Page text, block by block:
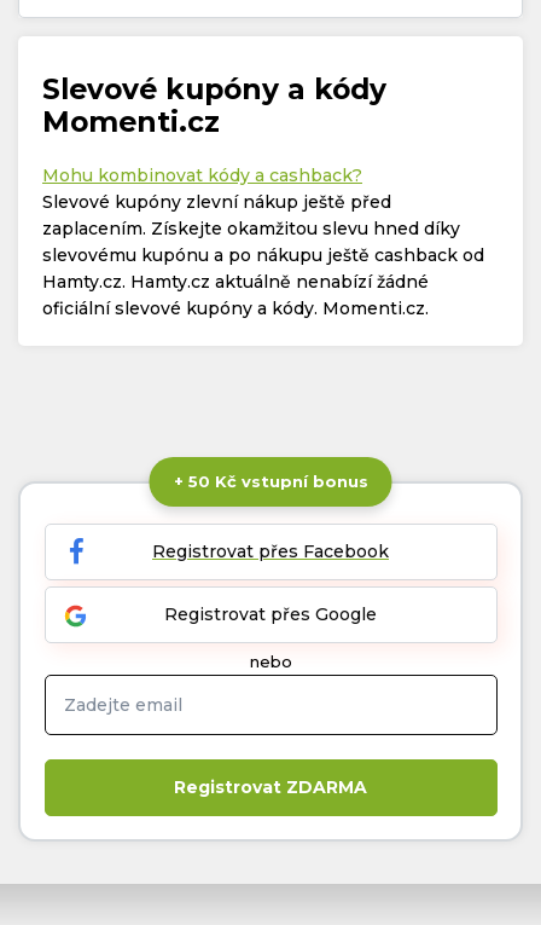
Slevové kupóny a kódy
Momenti.cz
Mohu kombinovat kódy a cashback?
Slevové kupóny zlevní nákup ještě před
zaplacením. Získejte okamžitou slevu hned díky
slevovému kupónu a po nákupu ještě cashback od
Hamty.cz. Hamty.cz aktuálně nenabízí žádné
oficiální slevové kupóny a kódy. Momenti.cz.
+ 50 Kč vstupní bonus
Registrovat přes Facebook
Registrovat přes Google
nebo